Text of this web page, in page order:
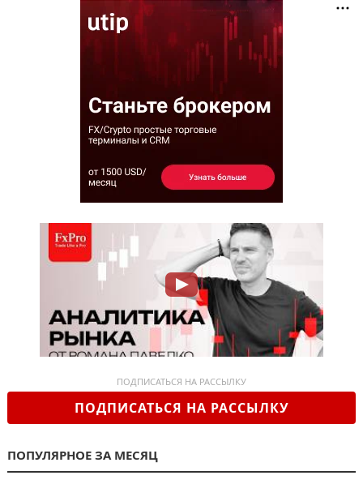
ПОДПИСАТЬСЯ НА РАССЫЛКУ
ПОДПИСАТЬСЯ НА РАССЫЛКУ
ПОПУЛЯРНОЕ ЗА МЕСЯЦ